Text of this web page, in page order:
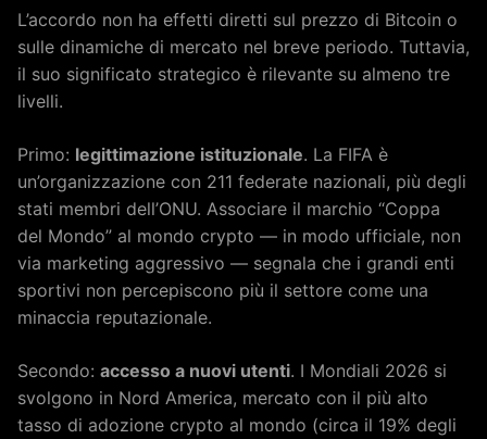
L’accordo non ha effetti diretti sul prezzo di Bitcoin o
sulle dinamiche di mercato nel breve periodo. Tuttavia,
il suo significato strategico è rilevante su almeno tre
livelli.
Primo: legittimazione istituzionale. La FIFA è
un’organizzazione con 211 federate nazionali, più degli
stati membri dell’ONU. Associare il marchio “Coppa
del Mondo” al mondo crypto — in modo ufficiale, non
via marketing aggressivo — segnala che i grandi enti
sportivi non percepiscono più il settore come una
minaccia reputazionale.
Secondo: accesso a nuovi utenti. I Mondiali 2026 si
svolgono in Nord America, mercato con il più alto
tasso di adozione crypto al mondo (circa il 19% degli